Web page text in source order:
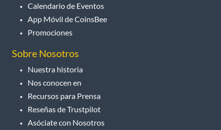
Calendario de Eventos
App Móvil de CoinsBee
Promociones
Sobre Nosotros
Nuestra historia
Nos conocen en
Recursos para Prensa
Reseñas de Trustpilot
Asóciate con Nosotros